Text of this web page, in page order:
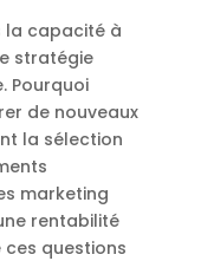
la capacité à
stratégie
Pourquoi
de nouveaux
la sélection
marketing
rentabilité
questions